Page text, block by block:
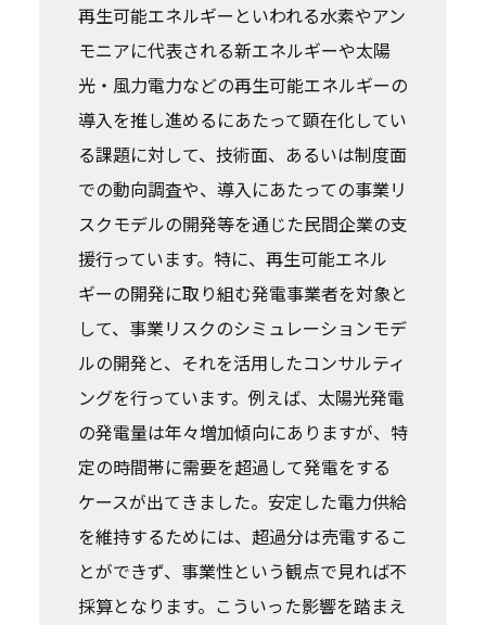
再生可能エネルギーといわれる水素やアン
モニアに代表される新エネルギーや太陽
光・風力電力などの再生可能エネルギーの
導入を推し進めるにあたって顕在化してい
る課題に対して、技術面、あるいは制度面
での動向調査や、導入にあたっての事業リ
スクモデルの開発等を通じた民間企業の支
援行っています。特に、再生可能エネル
ギーの開発に取り組む発電事業者を対象と
して、事業リスクのシミュレーションモデ
ルの開発と、それを活用したコンサルティ
ングを行っています。例えば、太陽光発電
の発電量は年々増加傾向にありますが、特
定の時間帯に需要を超過して発電をする
ケースが出てきました。安定した電力供給
を維持するためには、超過分は売電するこ
とができず、事業性という観点で見れば不
採算となります。こういった影響を踏まえ